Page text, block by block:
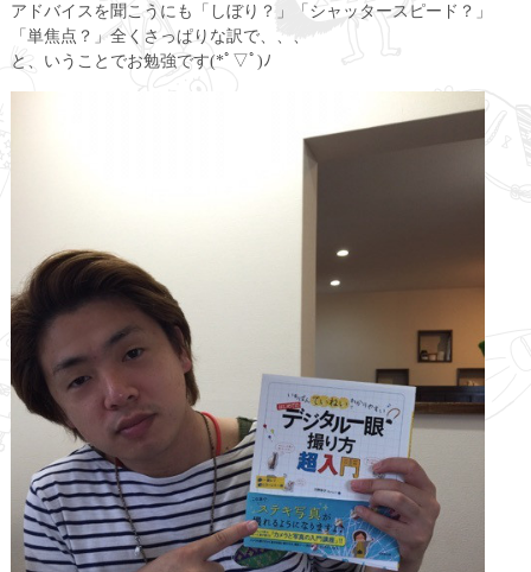
アドバイスを聞こうにも「しぼり？」「シャッタースピード？」
「単焦点？」全くさっぱりな訳で、、、
と、いうことでお勉強です(*ﾟ▽ﾟ)ﾉ